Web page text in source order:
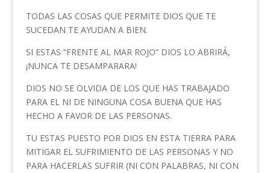
TODAS LAS COSAS QUE PERMITE DIOS QUE TE
SUCEDAN TE AYUDAN A BIEN.
SI ESTAS “FRENTE AL MAR ROJO” DIOS LO ABRIRÁ,
¡NUNCA TE DESAMPARARA!
DIOS NO SE OLVIDA DE LOS QUE HAS TRABAJADO
PARA EL NI DE NINGUNA COSA BUENA QUE HAS
HECHO A FAVOR DE LAS PERSONAS.
TU ESTAS PUESTO POR DIOS EN ESTA TIERRA PARA
MITIGAR EL SUFRIMIENTO DE LAS PERSONAS Y NO
PARA HACERLAS SUFRIR (NI CON PALABRAS, NI CON